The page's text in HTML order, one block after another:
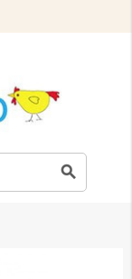
search